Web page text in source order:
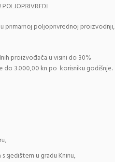
POLJOPRIVREDI
primarnoj poljoprivrednoj proizvodnji,
proizvođača u visini do 30%
do 3.000,00 kn po korisniku godišnje.
sjedištem u gradu Kninu,